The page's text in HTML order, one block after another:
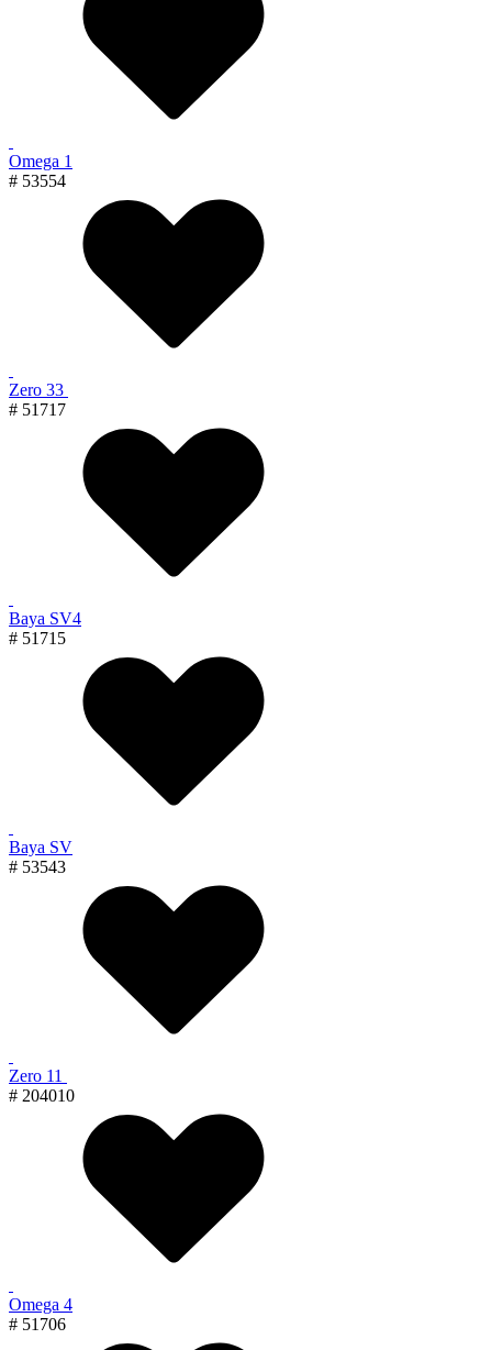
Omega 1
# 53554
Zero 33
# 51717
Baya SV4
# 51715
Baya SV
# 53543
Zero 11
# 204010
Omega 4
# 51706